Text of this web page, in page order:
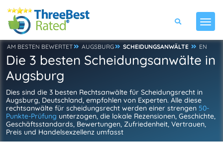
AM BESTEN BEWERTET AUGSBURG SCHEIDUNGSANWÄLTE EN
Die 3 besten Scheidungsanwälte in
Augsburg
Dies sind die 3 besten Rechtsanwälte für Scheidungsrecht in
Augsburg, Deutschland, empfohlen von Experten. Alle diese
rechtsanwälte für scheidungsrecht werden einer strengen 50-
Punkte-Prüfung unterzogen, die lokale Rezensionen, Geschichte,
Geschäftsstandards, Bewertungen, Zufriedenheit, Vertrauen,
Preis und Handelsexzellenz umfasst